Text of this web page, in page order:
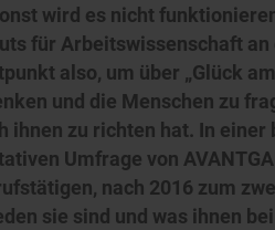
wird es nicht
für Arbeitswissenschaft an
also, um über „Glück
und die Menschen zu
ihnen zu richten hat. In einer
Umfrage von
nach 2016 zum
sie sind und was ihnen